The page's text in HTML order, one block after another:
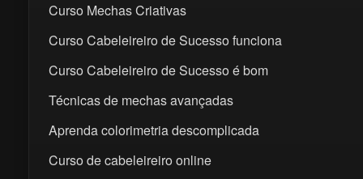
Curso Mechas Criativas
Curso Cabeleireiro de Sucesso funciona
Curso Cabeleireiro de Sucesso é bom
Técnicas de mechas avançadas
Aprenda colorimetria descomplicada
Curso de cabeleireiro online